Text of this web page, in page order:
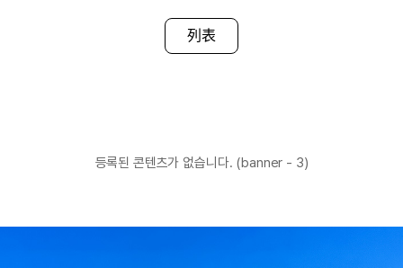
列表
등록된 콘텐츠가 없습니다. (banner - 3)